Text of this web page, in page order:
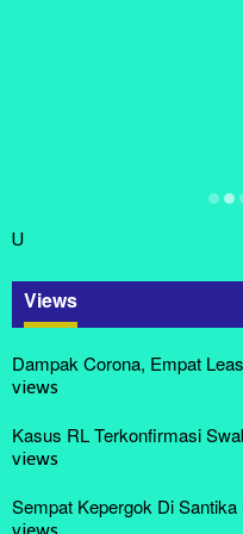
U
Views
Dampak Corona, Empat
views
Kasus RL Terkonfirmasi
views
Sempat Kepergok Di